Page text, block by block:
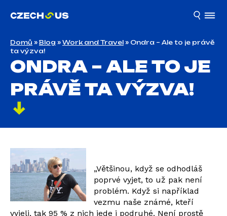
Domů » Blog » Work and Travel » Ondra – Ale to je právě
ta výzva!
ONDRA – ALE TO JE
PRÁVĚ TA VÝZVA!
„Většinou, když se odhodláš
poprvé vyjet, to už pak není
problém. Když si například
vezmu naše známé, kteří
vyjeli, tak 95 % z nich jede i podruhé. Není prostě